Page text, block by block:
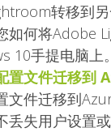
转移到
如何将Adobe
10手提电脑上。
置文件迁移到
文件迁移到
丢失用户设置